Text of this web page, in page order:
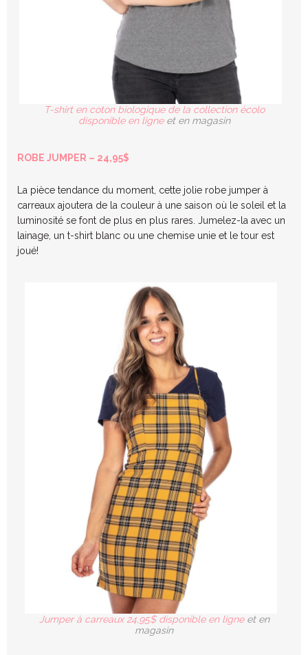
T-shirt en coton biologique de la collection écolo
disponible en ligneet en magasin
ROBE JUMPER – 24,95$
La pièce tendance du moment, cette jolie robe jumper à
carreaux ajoutera de la couleur à une saison où le soleil et la
luminosité se font de plus en plus rares. Jumelez-la avec un
lainage, un t-shirt blanc ou une chemise unie et le tour est
joué!
Jumper à carreaux 24,95$ disponible en ligneet en
magasin